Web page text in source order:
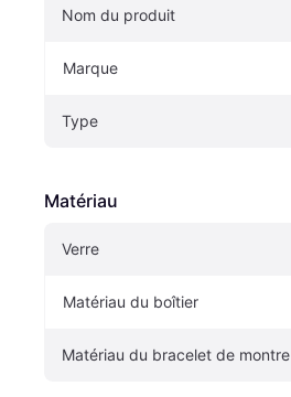
Nom du produit
Marque
Type
Matériau
Verre
Matériau du boîtier
Matériau du bracelet de montre